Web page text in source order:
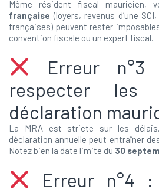
Même résident fiscal mauricien,
française (loyers, revenus d’une
françaises) peuvent rester
convention fiscale ou un expert fiscal.
Erreur
respecter les
déclaration
La MRA est stricte sur les
déclaration annuelle peut entraîner
Notez bien la date limite du 30
Erreur n°4